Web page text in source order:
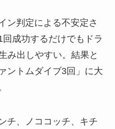
ン判定による不安定さ
成功するだけでもドラ
み出しやすい。結果と
ントムダイブ3回」に大
チ、ノココッチ、キチ